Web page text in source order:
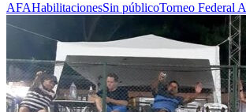
AFAHabilitacionesSin públicoTorneo Federal A